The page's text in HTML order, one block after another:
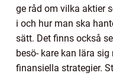
ge råd om vilka aktier
i och hur man ska
sätt. Det finns också
besö- kare kan lära
finansiella strategier.